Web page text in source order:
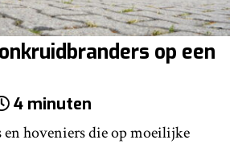
op een
4 minuten
en hoveniers die op moeilijke